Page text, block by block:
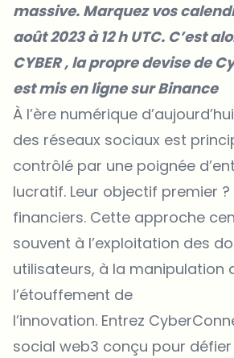
massive. Marquez vos
août 2023 à 12 h UTC. C’est
CYBER, la propre devise de
est mis en ligne sur Binance
À l’ère numérique
des réseaux sociaux est
contrôlé par une poignée
lucratif. Leur objectif premier ?
financiers. Cette approche
souvent à l’exploitation des
utilisateurs, à la manipulation
l’étouffement de
l’innovation. Entrez
social web3 conçu pour